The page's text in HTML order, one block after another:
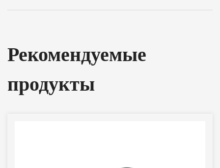
Рекомендуемые
продукты